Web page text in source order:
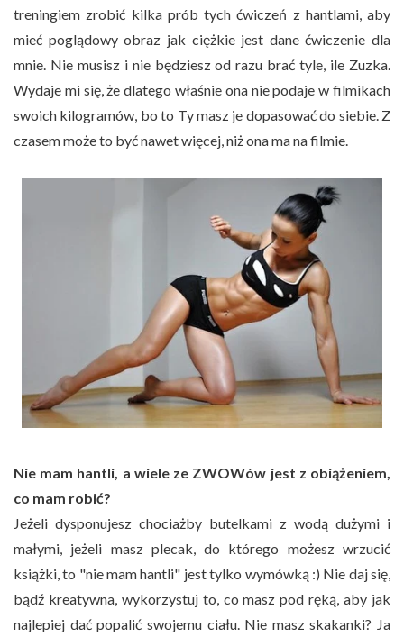
treningiem zrobić kilka prób tych ćwiczeń z hantlami, aby
mieć poglądowy obraz jak ciężkie jest dane ćwiczenie dla
mnie. Nie musisz i nie będziesz od razu brać tyle, ile Zuzka.
Wydaje mi się, że dlatego właśnie ona nie podaje w filmikach
swoich kilogramów, bo to Ty masz je dopasować do siebie. Z
czasem może to być nawet więcej, niż ona ma na filmie.
Nie mam hantli, a wiele ze ZWOWów jest z obiążeniem,
co mam robić?
Jeżeli dysponujesz chociażby butelkami z wodą dużymi i
małymi, jeżeli masz plecak, do którego możesz wrzucić
książki, to "nie mam hantli" jest tylko wymówką :) Nie daj się,
bądź kreatywna, wykorzystuj to, co masz pod ręką, aby jak
najlepiej dać popalić swojemu ciału. Nie masz skakanki? Ja